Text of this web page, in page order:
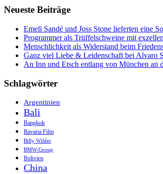
Neueste Beiträge
Emeli Sandé und Joss Stone lieferten eine
Programmer als Trüffelschweine mit
Menschlichkeit als Widerstand beim
Ganz viel Liebe & Leidenschaft bei Alvaro
An Inn und Etsch entlang von München an
Schlagwörter
Argentinien
Bali
Bangkok
Bavaria Film
Billy Wilder
BMW-Group
Bolivien
China